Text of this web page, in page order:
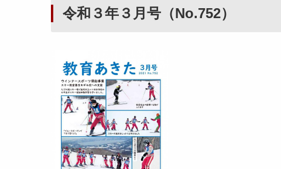
令和３年３月号（No.752）